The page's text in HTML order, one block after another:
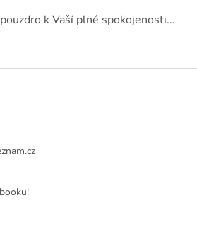
k Vaší plné spokojenosti...